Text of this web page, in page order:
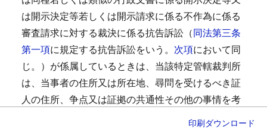
は開示決定等若しくは開示請求に係る不作為に係る
審査請求に対する裁決に係る抗告訴訟（同法第三条
第一項に規定する抗告訴訟をいう。 次項において同
じ。）が係属しているときは、当該特定管轄裁判所
は、当事者の住所又は所在地、尋問を受けるべき証
人の住所、争点又は証拠の共通性その他の事情を考
慮して、相当と認めるときは、申立てにより又は職
印刷ダウンロード